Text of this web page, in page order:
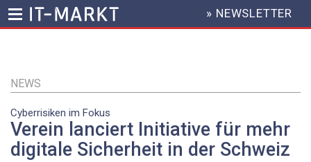
Inhalt
HEADER
MENU
» NEWSLETTER
NEWS
Cyberrisiken im Fokus
Verein lanciert Initiative für mehr
digitale Sicherheit in der Schweiz